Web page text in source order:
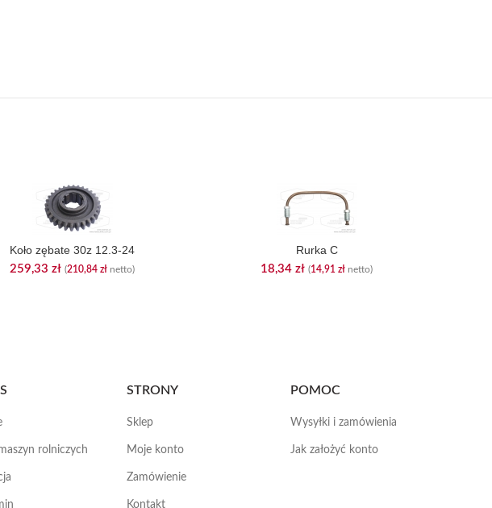
Koło zębate 30z 12.3-24
259,33 zł (210,84 zł netto)
Rurka C
18,34 zł (14,91 zł netto)
rolniczych
STRONY
Sklep
Moje konto
Zamówienie
Kontakt
POMOC
Wysyłki i zamówienia
Jak założyć konto